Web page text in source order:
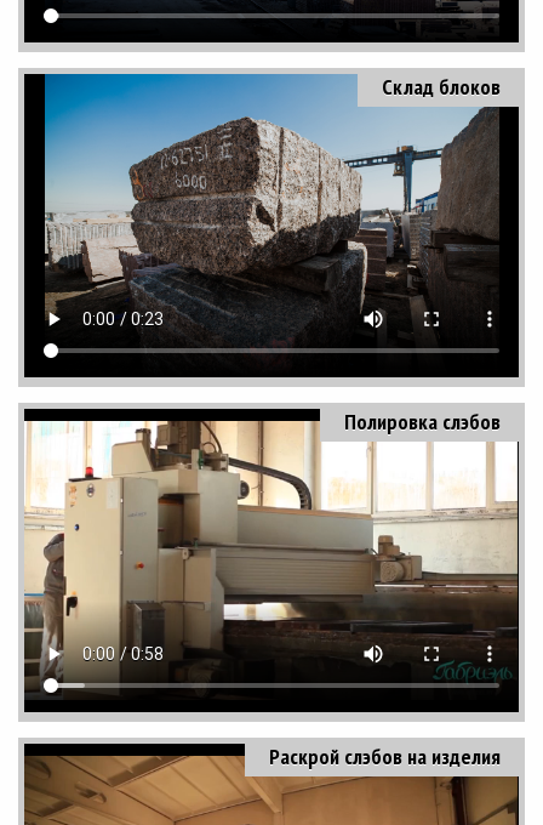
Склад блоков
Полировка слэбов
Раскрой слэбов на изделия